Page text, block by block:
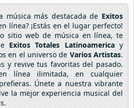
música más destacada de Exitos
línea? ¡Estás en el lugar perfecto!
sitio web de música en línea, te
Exitos Totales Latinoamericay
en el universo de Varios Artistas.
y revive tus favoritas del pasado.
línea ilimitada, en cualquier
Únete a nuestra vibrante
la mejor experiencia musical del